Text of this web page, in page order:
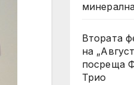
Втората
на
посреща
Трио